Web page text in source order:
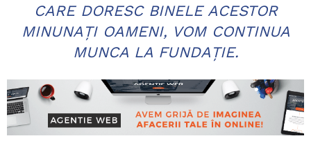
CARE DORESC BINELE ACESTOR
MINUNAȚI OAMENI, VOM CONTINUA
MUNCA LA FUNDAȚIE.